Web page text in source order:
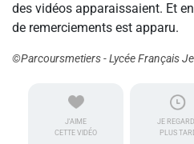
des vidéos apparaissaient. Et
de remerciements est apparu.
©Parcoursmetiers - Lycée Français
J'AIME
CETTE VIDÉO
JE
PLUS